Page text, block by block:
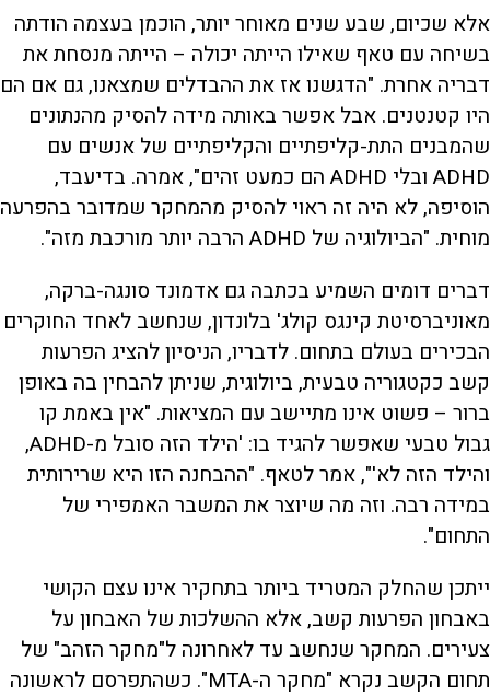
אלא שכיום, שבע שנים מאוחר יותר, הוכמן בעצמה הודתה
בשיחה עם טאף שאילו הייתה יכולה – הייתה מנסחת את
דבריה אחרת. "הדגשנו אז את ההבדלים שמצאנו, גם אם הם
היו קטנטנים. אבל אפשר באותה מידה להסיק מהנתונים
שהמבנים התת-קליפתיים והקליפתיים של אנשים עם
ADHD ובלי ADHD הם כמעט זהים", אמרה. בדיעבד,
הוסיפה, לא היה זה ראוי להסיק מהמחקר שמדובר בהפרעה
מוחית. "הביולוגיה של ADHD הרבה יותר מורכבת מזה".
דברים דומים השמיע בכתבה גם אדמונד סונגה-ברקה,
מאוניברסיטת קינגס קולג' בלונדון, שנחשב לאחד החוקרים
הבכירים בעולם בתחום. לדבריו, הניסיון להציג הפרעות
קשב כקטגוריה טבעית, ביולוגית, שניתן להבחין בה באופן
ברור – פשוט אינו מתיישב עם המציאות. "אין באמת קו
גבול טבעי שאפשר להגיד בו: 'הילד הזה סובל מ-ADHD,
והילד הזה לא'", אמר לטאף. "ההבחנה הזו היא שרירותית
במידה רבה. וזה מה שיוצר את המשבר האמפירי של
התחום".
ייתכן שהחלק המטריד ביותר בתחקיר אינו עצם הקושי
באבחון הפרעות קשב, אלא ההשלכות של האבחון על
צעירים. המחקר שנחשב עד לאחרונה ל"מחקר הזהב" של
תחום הקשב נקרא "מחקר ה-MTA". כשהתפרסם לראשונה